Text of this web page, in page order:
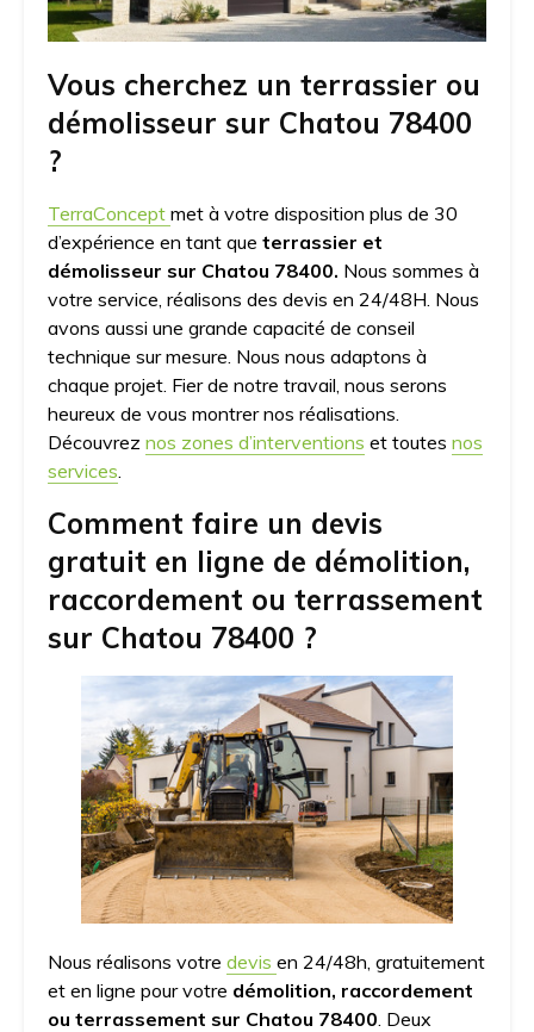
Vous cherchez un terrassier ou
démolisseur sur Chatou 78400
?
TerraConcept met à votre disposition plus de 30
d’expérience en tant que terrassier et
démolisseur sur Chatou 78400. Nous sommes à
votre service, réalisons des devis en 24/48H. Nous
avons aussi une grande capacité de conseil
technique sur mesure. Nous nous adaptons à
chaque projet. Fier de notre travail, nous serons
heureux de vous montrer nos réalisations.
Découvrez nos zones d’interventions et toutes nos
services
Comment faire un devis
gratuit en ligne de démolition,
raccordement ou terrassement
sur Chatou 78400 ?
Nous réalisons votre devis en 24/48h, gratuitement
et en ligne pour votre démolition, raccordement
ou terrassement sur Chatou 78400 . Deux